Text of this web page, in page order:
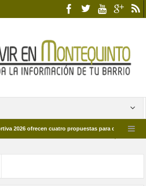
ofrecen cuatro propuestas para disfrutar del